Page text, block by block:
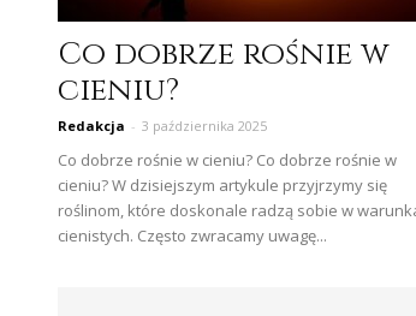
Co dobrze rośnie w
cieniu?
Redakcja - 3 października 2025
Co dobrze rośnie w cieniu? Co dobrze rośnie w
cieniu? W dzisiejszym artykule przyjrzymy się
roślinom, które doskonale radzą sobie w
cienistych. Często zwracamy uwagę...